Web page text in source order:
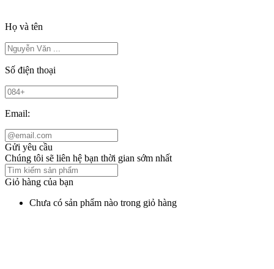
Họ và tên
Số điện thoại
Email:
Gửi yêu cầu
Chúng tôi sẽ liên hệ bạn thời gian sớm nhất
Giỏ hàng của bạn
Chưa có sản phẩm nào trong giỏ hàng